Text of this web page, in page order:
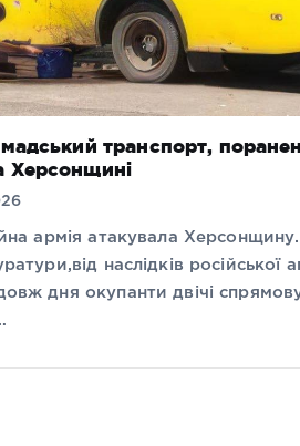
транспорт,
Херсонщині
армія атакувала
наслідків російської
дня окупанти двічі